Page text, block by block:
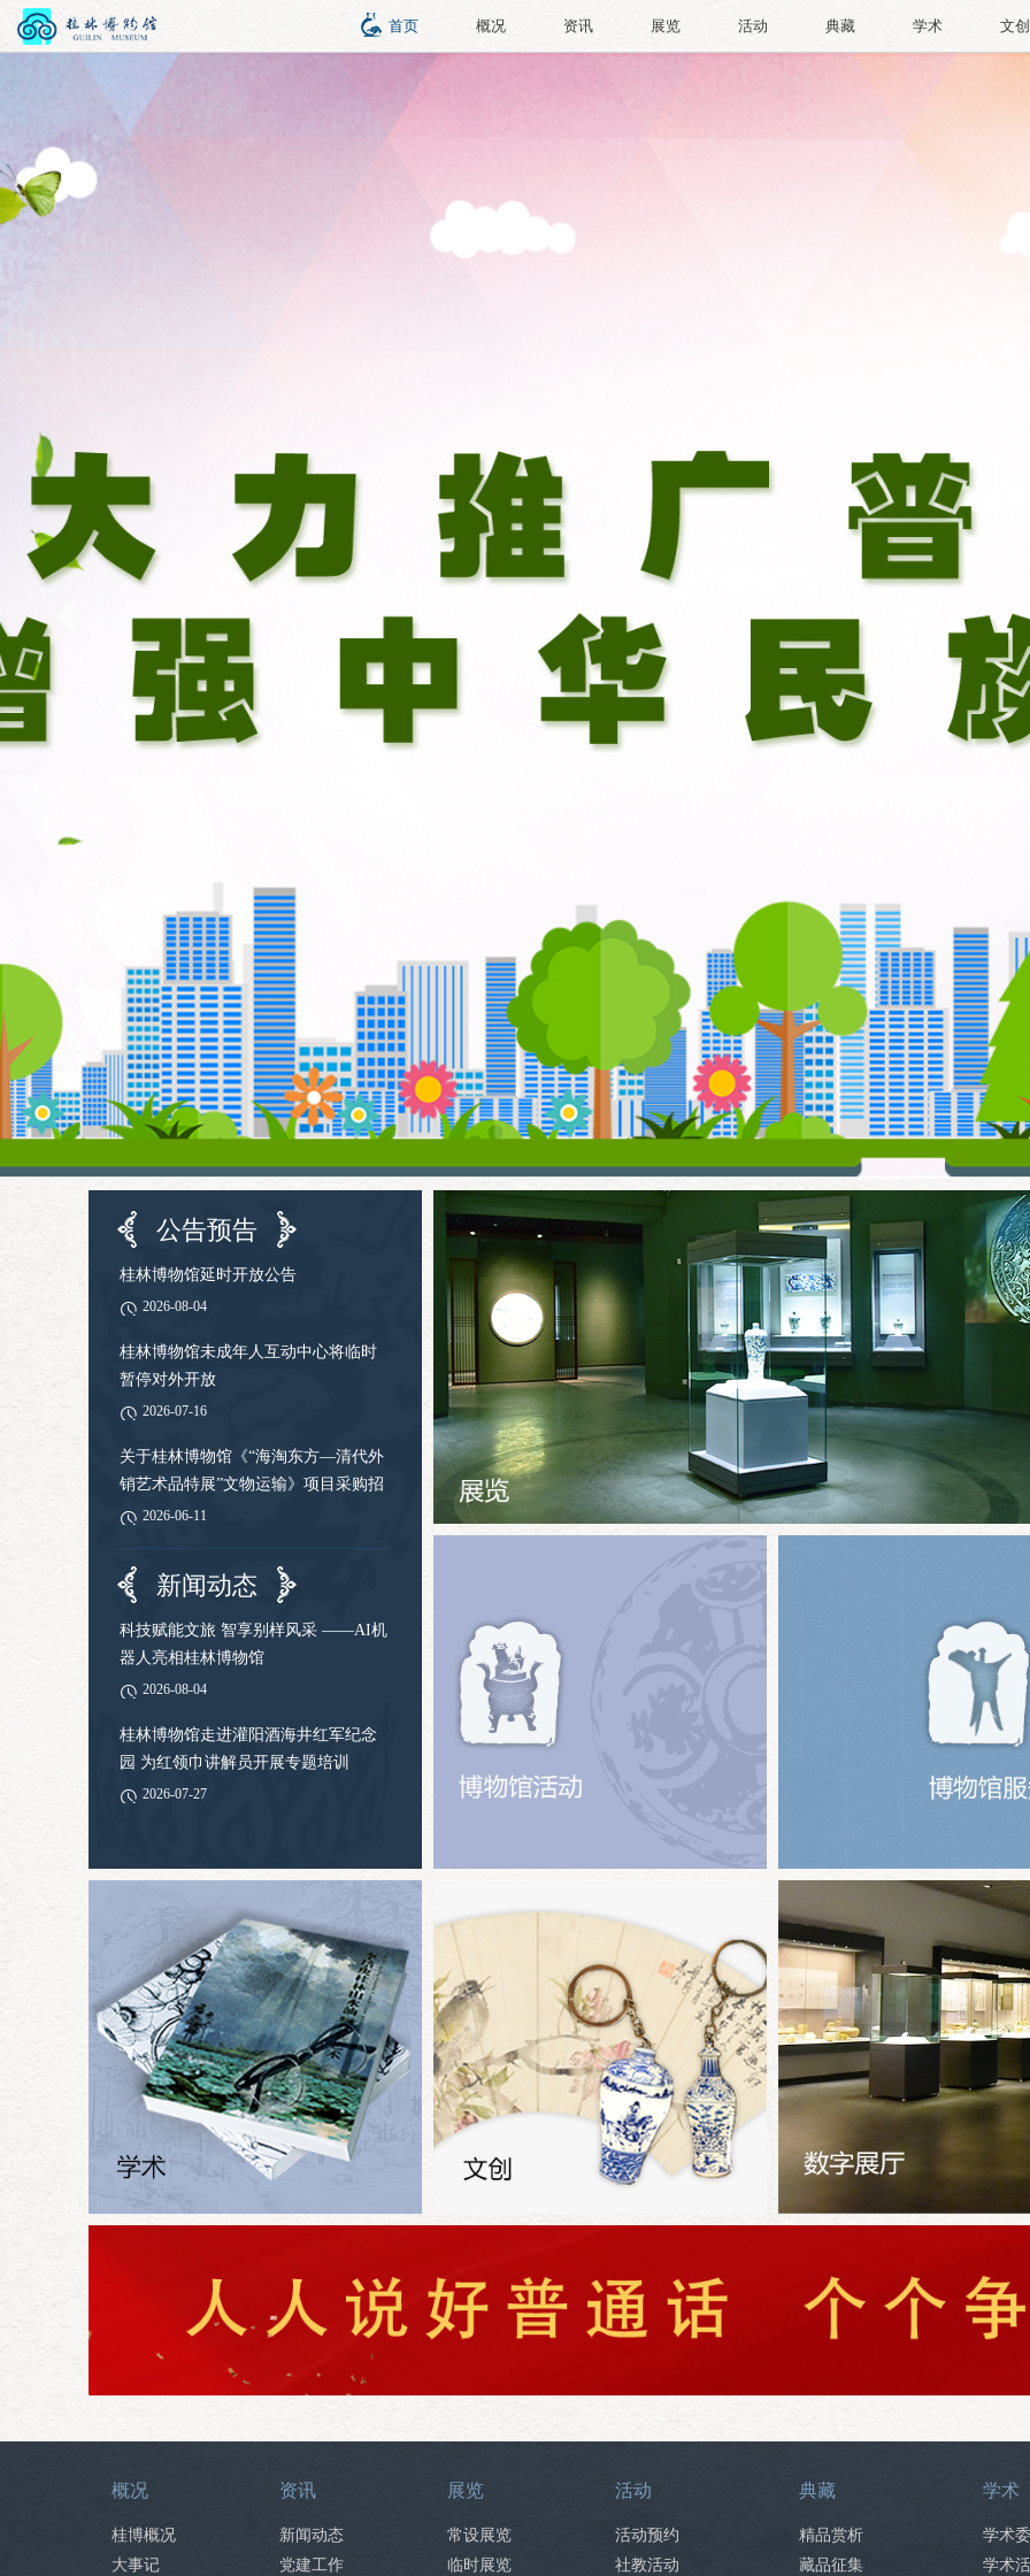
首页 概况 资讯 展览 活动 典藏 学术 文创
公告预告
桂林博物馆延时开放公告
2026-08-04
桂林博物馆未成年人互动中心将临时
暂停对外开放
2026-07-16
关于桂林博物馆《“海淘东方—清代外
销艺术品特展”文物运输》项目采购招
标公告2026-06-11
新闻动态
科技赋能文旅 智享别样风采 ——AI机
器人亮相桂林博物馆
2026-08-04
桂林博物馆走进灌阳酒海井红军纪念
园 为红领巾讲解员开展专题培训
2026-07-27
概况
桂博概况
大事记
资讯
新闻动态
党建工作
展览
常设展览
临时展览
活动
活动预约
社教活动
典藏
精品赏析
藏品征集
学术
学术
学术